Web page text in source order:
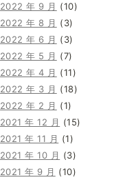
2022 年 9 月 (10)
2022 年 8 月 (3)
2022 年 6 月 (3)
2022 年 5 月 (7)
2022 年 4 月 (11)
2022 年 3 月 (18)
2022 年 2 月 (1)
2021 年 12 月 (15)
2021 年 11 月 (1)
2021 年 10 月 (3)
2021 年 9 月 (10)